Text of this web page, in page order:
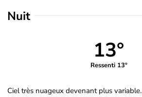
Nuit
13°
Ressenti 13°
Ciel très nuageux devenant plus variable.